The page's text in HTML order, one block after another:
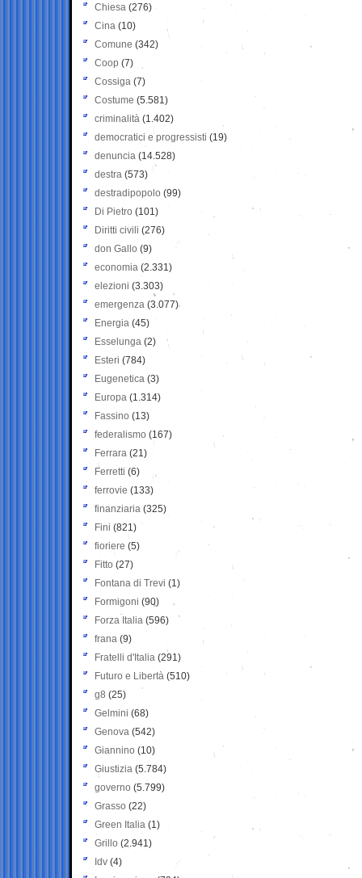
Chiesa (276)
Cina (10)
Comune (342)
Coop (7)
Cossiga (7)
Costume (5.581)
criminalità (1.402)
democratici e progressisti (19)
denuncia (14.528)
destra (573)
destradipopolo (99)
Di Pietro (101)
Diritti civili (276)
don Gallo (9)
economia (2.331)
elezioni (3.303)
emergenza (3.077)
Energia (45)
Esselunga (2)
Esteri (784)
Eugenetica (3)
Europa (1.314)
Fassino (13)
federalismo (167)
Ferrara (21)
Ferretti (6)
ferrovie (133)
finanziaria (325)
Fini (821)
fioriere (5)
Fitto (27)
Fontana di Trevi (1)
Formigoni (90)
Forza Italia (596)
frana (9)
Fratelli d'Italia (291)
Futuro e Libertà (510)
g8 (25)
Gelmini (68)
Genova (542)
Giannino (10)
Giustizia (5.784)
governo (5.799)
Grasso (22)
Green Italia (1)
Grillo (2.941)
Idv (4)